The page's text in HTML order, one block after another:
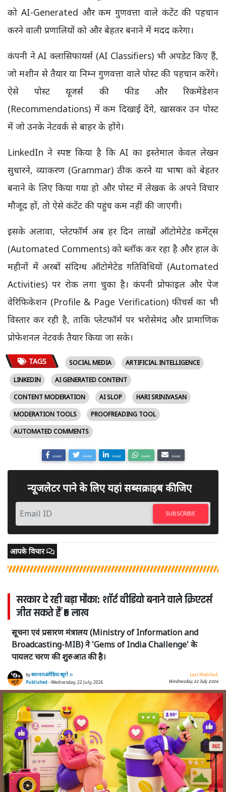
को AI-Generated और कम गुणवत्ता वाले कंटेंट की पहचान
करने वाली प्रणालियों को और बेहतर बनाने में मदद करेगा।
कंपनी ने AI क्लासिफायर्स (AI Classifiers) भी अपडेट किए हैं,
जो मशीन से तैयार या निम्न गुणवत्ता वाले पोस्ट की पहचान करेंगे।
ऐसे पोस्ट यूजर्स की फीड और रिकमेंडेशन
(Recommendations) में कम दिखाई देंगे, खासकर उन पोस्ट
में जो उनके नेटवर्क से बाहर के होंगे।
LinkedIn ने स्पष्ट किया है कि AI का इस्तेमाल केवल लेखन
सुधारने, व्याकरण (Grammar) ठीक करने या भाषा को बेहतर
बनाने के लिए किया गया हो और पोस्ट में लेखक के अपने विचार
मौजूद हों, तो ऐसे कंटेंट की पहुंच कम नहीं की जाएगी।
इसके अलावा, प्लेटफॉर्म अब हर दिन लाखों ऑटोमेटेड कमेंट्स
(Automated Comments) को ब्लॉक कर रहा है और हाल के
महीनों में अरबों संदिग्ध ऑटोमेटेड गतिविधियों (Automated
Activities) पर रोक लगा चुका है। कंपनी प्रोफाइल और पेज
वेरिफिकेशन (Profile & Page Verification) फीचर्स का भी
विस्तार कर रही है, ताकि प्लेटफॉर्म पर भरोसेमंद और प्रामाणिक
प्रोफेशनल नेटवर्क तैयार किया जा सके।
TAGS SOCIAL MEDIA
ARTIFICIAL INTELLIGENCE
LINKEDIN
AI GENERATED CONTENT
CONTENT MODERATION
AI SLOP
HARI SRINIVASAN
MODERATION TOOLS
PROOFREADING TOOL
AUTOMATED COMMENTS
SHARE SHARE SHARE SHARE SHARE
न्यूजलेटर पाने के लिए यहां सब्सक्राइब कीजिए
SUBSCRIBE
आपके विचार
सरकार दे रही बड़ा मौका: शॉर्ट वीडियो बनाने वाले क्रिएटर्स
जीत सकते हैं ₹5 लाख
सूचना एवं प्रसारण मंत्रालय (Ministry of Information and
Broadcasting-MIB) ने 'Gems of India Challenge' के
पायलट चरण की शुरुआत की है।
byसमाचार4मीडिया ब्यूरो ।।
Published- Wednesday, 22 July, 2026
Last Modified:
Wednesday, 22 July, 2026